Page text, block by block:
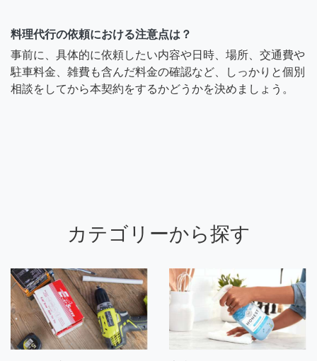
料理代行の依頼における注意点は？
事前に、具体的に依頼したい内容や日時、場所、交通費や
駐車料金、雑費も含んだ料金の確認など、しっかりと個別
相談をしてから本契約をするかどうかを決めましょう。
カテゴリーから探す